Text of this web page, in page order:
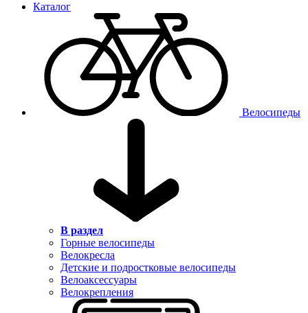
Каталог
Велосипеды
В раздел
Горные велосипеды
Велокресла
Детские и подростковые велосипеды
Велоаксессуары
Велокрепления